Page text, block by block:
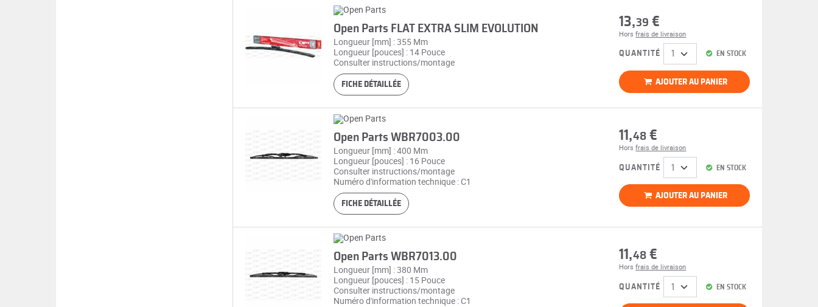
Open Parts FLAT EXTRA SLIM EVOLUTION
Longueur [mm] : 355 Mm
Longueur [pouces] : 14 Pouce
Consulter instructions/montage
FICHE DÉTAILLÉE
13,39 €
Horsfrais de livraison
EN STOCK
QUANTITÉ
AJOUTER AU PANIER
Open Parts WBR7003.00
Longueur [mm] : 400 Mm
Longueur [pouces] : 16 Pouce
Consulter instructions/montage
Numéro d'information technique : C1
FICHE DÉTAILLÉE
11,48 €
Horsfrais de livraison
EN STOCK
QUANTITÉ
AJOUTER AU PANIER
Open Parts WBR7013.00
Longueur [mm] : 380 Mm
Longueur [pouces] : 15 Pouce
Consulter instructions/montage
Numéro d'information technique : C1
11,48 €
Horsfrais de livraison
EN STOCK
QUANTITÉ